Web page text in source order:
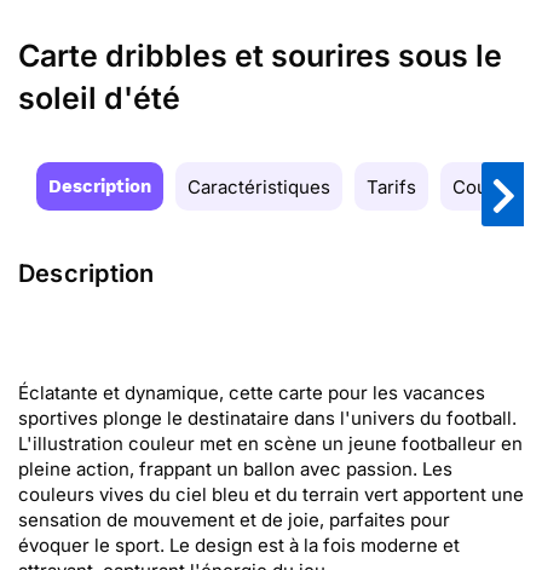
Carte dribbles et sourires sous le
soleil d'été
Description Caractéristiques Tarifs Couleurs
Description
Éclatante et dynamique, cette carte pour les vacances
sportives plonge le destinataire dans l'univers du football.
L'illustration couleur met en scène un jeune footballeur en
pleine action, frappant un ballon avec passion. Les
couleurs vives du ciel bleu et du terrain vert apportent une
sensation de mouvement et de joie, parfaites pour
évoquer le sport. Le design est à la fois moderne et